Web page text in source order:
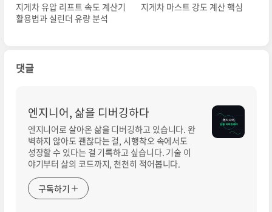
지게차 유압 리프트 속도 계산기
활용법과 실린더 유량 분석
지게차 마스트 강도 계산 핵심
댓글
엔지니어, 삶을 디버깅하다
엔지니어로 살아온 삶을 디버깅하고 있습니다. 완
벽하지 않아도 괜찮다는 걸, 시행착오 속에서도
성장할 수 있다는 걸 기록하고 싶습니다. 기술 이
야기부터 삶의 코드까지, 천천히 적어봅니다.
구독하기